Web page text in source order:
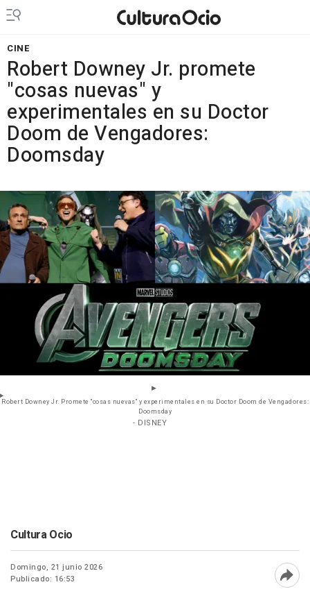
CINE
Robert Downey Jr. promete
"cosas nuevas" y
experimentales en su Doctor
Doom de Vengadores:
Doomsday
Robert Downey Jr. Promete "cosas nuevas" y experimentales en su Doctor Doom de Vengadores:
Doomsday
- DISNEY
Cultura Ocio
Domingo, 21 junio 2026
Publicado: 16:53